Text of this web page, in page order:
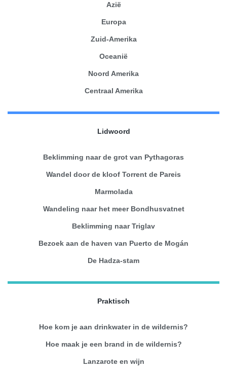
Azië
Europa
Zuid-Amerika
Oceanië
Noord Amerika
Centraal Amerika
Lidwoord
Beklimming naar de grot van Pythagoras
Wandel door de kloof Torrent de Pareis
Marmolada
Wandeling naar het meer Bondhusvatnet
Beklimming naar Triglav
Bezoek aan de haven van Puerto de Mogán
De Hadza-stam
Praktisch
Hoe kom je aan drinkwater in de wildernis?
Hoe maak je een brand in de wildernis?
Lanzarote en wijn